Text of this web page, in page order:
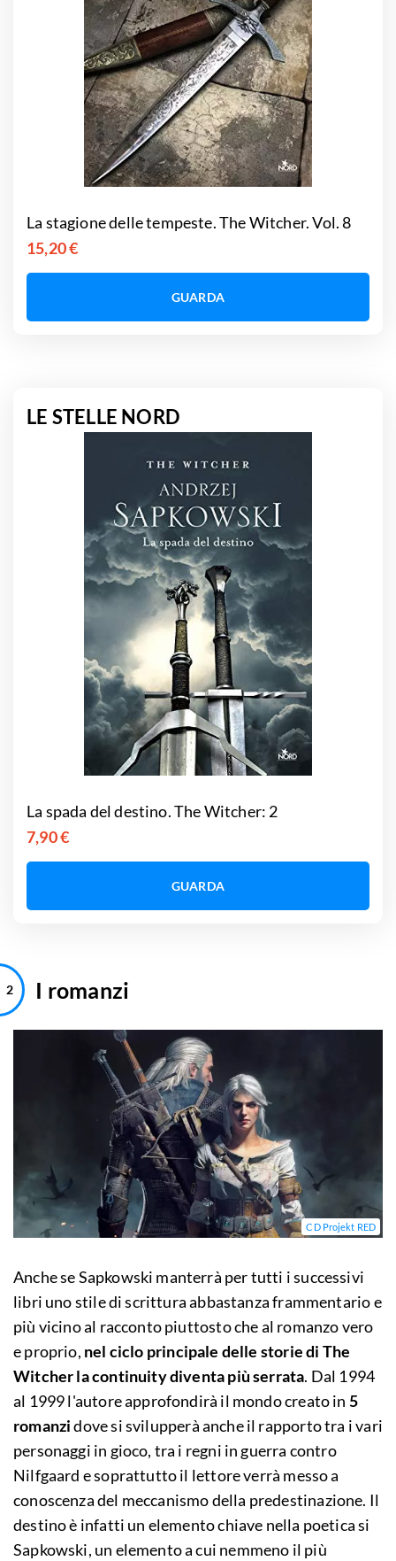
La stagione delle tempeste. The Witcher. Vol. 8
15,20 €
GUARDA
LE STELLE NORD
La spada del destino. The Witcher: 2
7,90 €
GUARDA
I romanzi
CD Projekt RED
Anche se Sapkowski manterrà per tutti i successivi
libri uno stile di scrittura abbastanza frammentario e
più vicino al racconto piuttosto che al romanzo vero
e proprio, nel ciclo principale delle storie di The
Witcher la continuity diventa più serrata. Dal 1994
al 1999 l'autore approfondirà il mondo creato in 5
romanzidove si svilupperà anche il rapporto tra i vari
personaggi in gioco, tra i regni in guerra contro
Nilfgaard e soprattutto il lettore verrà messo a
conoscenza del meccanismo della predestinazione. Il
destino è infatti un elemento chiave nella poetica si
Sapkowski, un elemento a cui nemmeno il più